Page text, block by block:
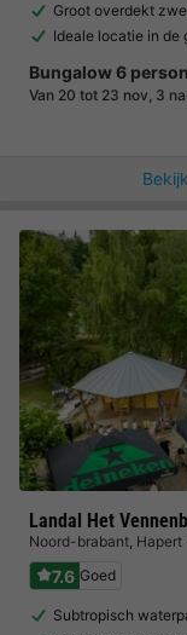
Groot overdekt
Ideale locatie in de
Bungalow 6
Van 20 tot 23 nov, 3
Landal Het
Noord-brabant, Hapert
7.6 Goed
Subtropisch